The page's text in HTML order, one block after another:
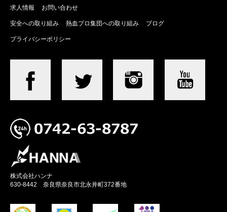
求人情報 お問い合わせ
安全への取り組み 熱血プロ集団への取り組み ブログ
プライバシーポリシー
株式会社ハンナ
630-8442 奈良県奈良市北永井町372番地